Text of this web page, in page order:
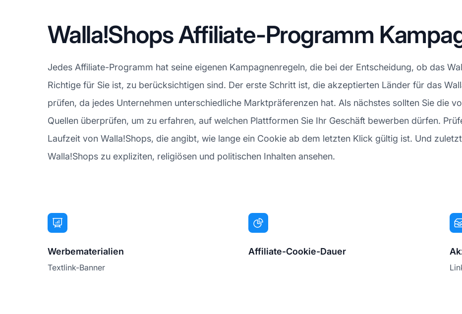
Walla!Shops Affiliate-Programm
Jedes Affiliate-Programm hat seine eigenen Kampagnenregeln, die bei der Entscheidung, ob das
Richtige für Sie ist, zu berücksichtigen sind. Der erste Schritt ist, die akzeptierten Länder für das
prüfen, da jedes Unternehmen unterschiedliche Marktpräferenzen hat. Als nächstes sollten Sie die
Quellen überprüfen, um zu erfahren, auf welchen Plattformen Sie Ihr Geschäft bewerben dürfen.
Laufzeit von Walla!Shops, die angibt, wie lange ein Cookie ab dem letzten Klick gültig ist. Und
Walla!Shops zu expliziten, religiösen und politischen Inhalten ansehen.
Werbematerialien
Textlink-Banner
Affiliate-Cookie-Dauer